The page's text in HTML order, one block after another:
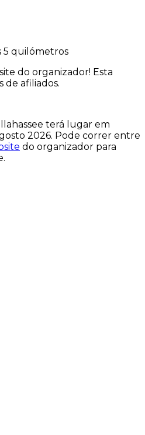
5 quilómetros
do organizador! Esta
de afiliados.
terá lugar em
2026. Pode correr entre
do organizador para